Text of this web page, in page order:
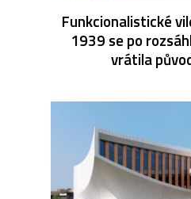
Funkcionalistické
1939 se po
vrátila